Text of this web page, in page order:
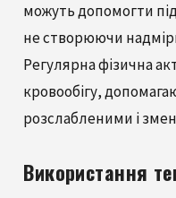
можуть допомогти
не створюючи
Регулярна фізична
кровообігу,
розслабленими і
Використання